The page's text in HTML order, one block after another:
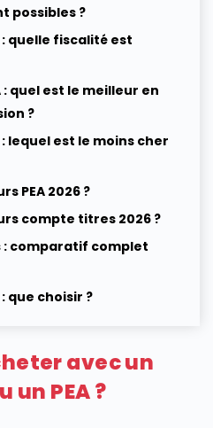
possibles ?
quelle fiscalité est
quel est le meilleur en
?
lequel est le moins cher
PEA 2026 ?
compte titres 2026 ?
: comparatif complet
que choisir ?
avec un
PEA ?